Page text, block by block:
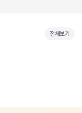
전체보기